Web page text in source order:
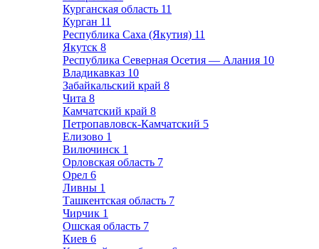
Курганская область 11
Курган 11
Республика Саха (Якутия) 11
Якутск 8
Республика Северная Осетия — Алания 10
Владикавказ 10
Забайкальский край 8
Чита 8
Камчатский край 8
Петропавловск-Камчатский 5
Елизово 1
Вилючинск 1
Орловская область 7
Орел 6
Ливны 1
Ташкентская область 7
Чирчик 1
Ошская область 7
Киев 6